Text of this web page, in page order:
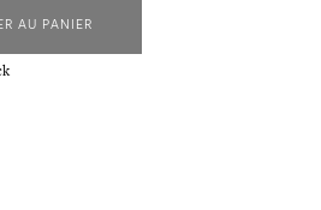
AU PANIER